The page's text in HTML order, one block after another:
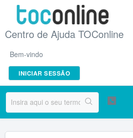
Centro de Ajuda TOConline
Bem-vindo
INICIAR SESSÃO